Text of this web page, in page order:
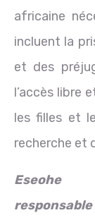
africaine
incluent la
et des
l’accès libre
les filles et
recherche et
Eseohe